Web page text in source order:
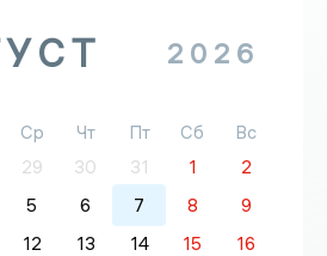
2026
Ср Чт Пт Сб
Вс
29 30 31 1
2
5 6 7 8
9
12 13 14 15
16